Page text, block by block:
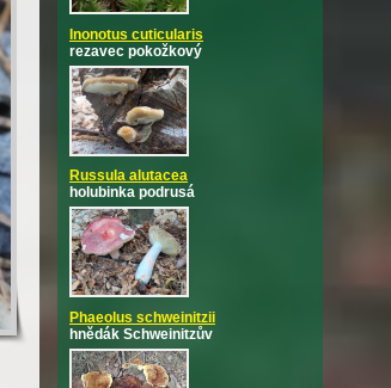
Inonotus cuticularis
rezavec pokožkový
Russula alutacea
holubinka podrusá
Phaeolus schweinitzii
hnědák Schweinitzův